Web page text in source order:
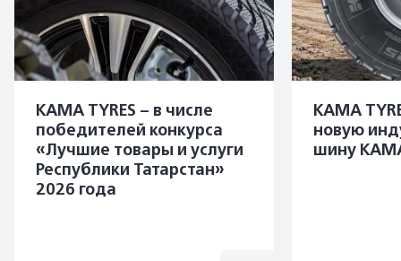
KAMA TYRES – в числе
победителей конкурса
«Лучшие товары и услуги
Республики Татарстан»
2026 года
KAMA
новую
шину